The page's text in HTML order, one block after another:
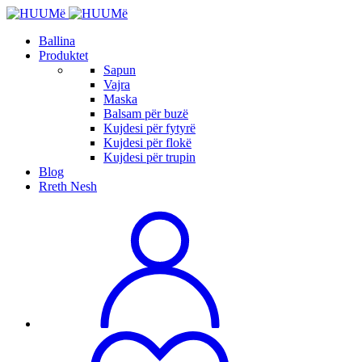
Ballina
Produktet
Sapun
Vajra
Maska
Balsam për buzë
Kujdesi për fytyrë
Kujdesi për flokë
Kujdesi për trupin
Blog
Rreth Nesh